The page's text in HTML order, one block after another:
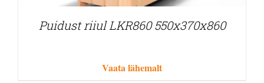
Puidust riiul LKR860 550x370x860
Vaata lähemalt